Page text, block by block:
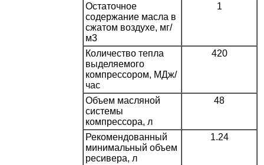
Остаточное
содержание масла в
сжатом воздухе, мг/
м3
1
Количество тепла
выделяемого
компрессором, МДж/
час
420
Объем масляной
системы
компрессора, л
48
Рекомендованный
минимальный объем
ресивера, л
1.24